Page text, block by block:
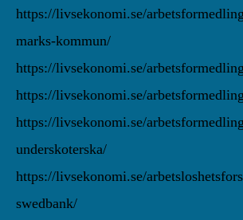
https://livsekonomi.se/
marks-kommun/
https://livsekonomi.se/
https://livsekonomi.se/
https://livsekonomi.se/
underskoterska/
https://livsekonomi.se/
swedbank/